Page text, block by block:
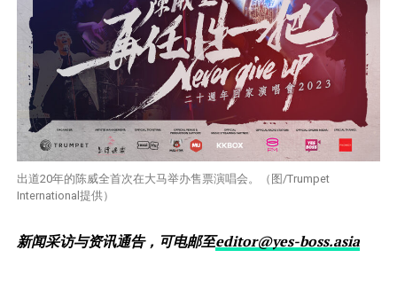
出道20年的陈威全首次在大马举办售票演唱会。（图/Trumpet
International提供）
新闻采访与资讯通告，可电邮至editor@yes-boss.asia